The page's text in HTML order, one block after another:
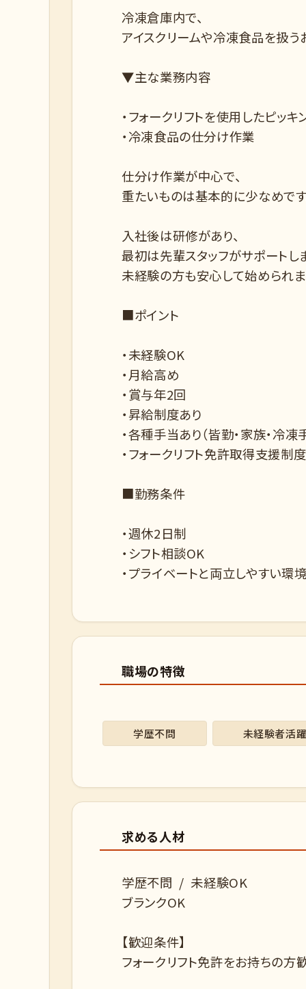
冷凍倉庫内で、
アイスクリームや冷凍食品を扱う
▼主な業務内容
・フォークリフトを使用したピッキ
・冷凍食品の仕分け作業
仕分け作業が中心で、
重たいものは基本的に少なめです
入社後は研修があり、
最初は先輩スタッフがサポートし
未経験の方も安心して始められま
■ポイント
・未経験OK
・月給高め
・賞与年2回
・昇給制度あり
・各種手当あり（皆勤・家族・冷凍
・フォークリフト免許取得支援制
■勤務条件
・週休2日制
・シフト相談OK
・プライベートと両立しやすい環境
職場の特徴
学歴不問 未経験者活
求める人材
学歴不問 / 未経験OK
ブランクOK
【歓迎条件】
フォークリフト免許をお持ちの方